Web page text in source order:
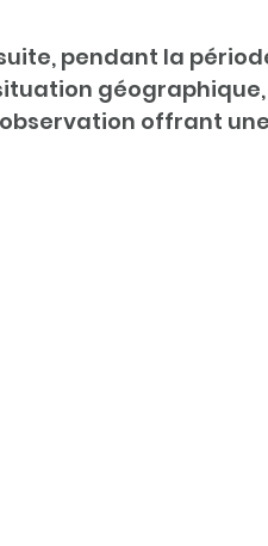
pendant la
offrant